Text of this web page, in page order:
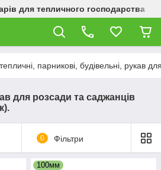
для тепличного господарства
парникові, будівельні, рукав
для розсади та саджанців
0 Фільтри
100мм